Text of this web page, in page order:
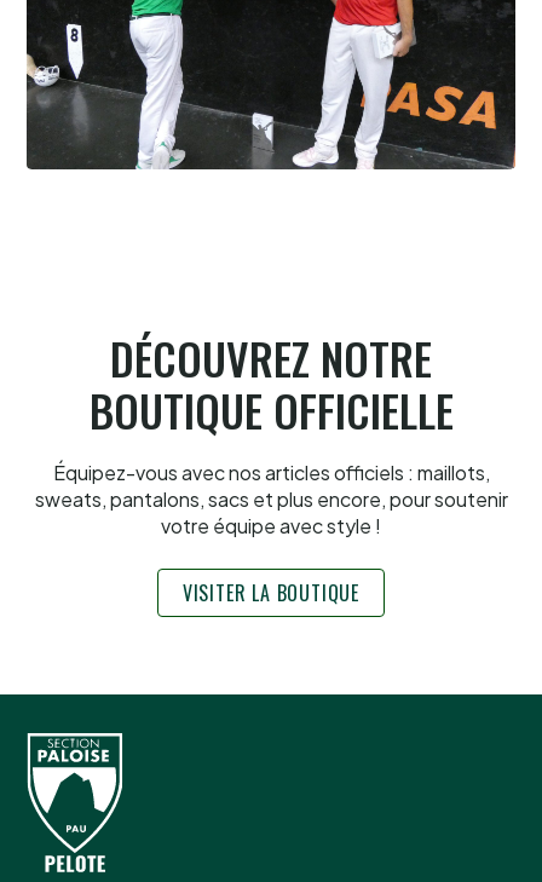
DÉCOUVREZ NOTRE
BOUTIQUE OFFICIELLE
Équipez-vous avec nos articles officiels : maillots,
sweats, pantalons, sacs et plus encore, pour soutenir
votre équipe avec style !
VISITER LA BOUTIQUE